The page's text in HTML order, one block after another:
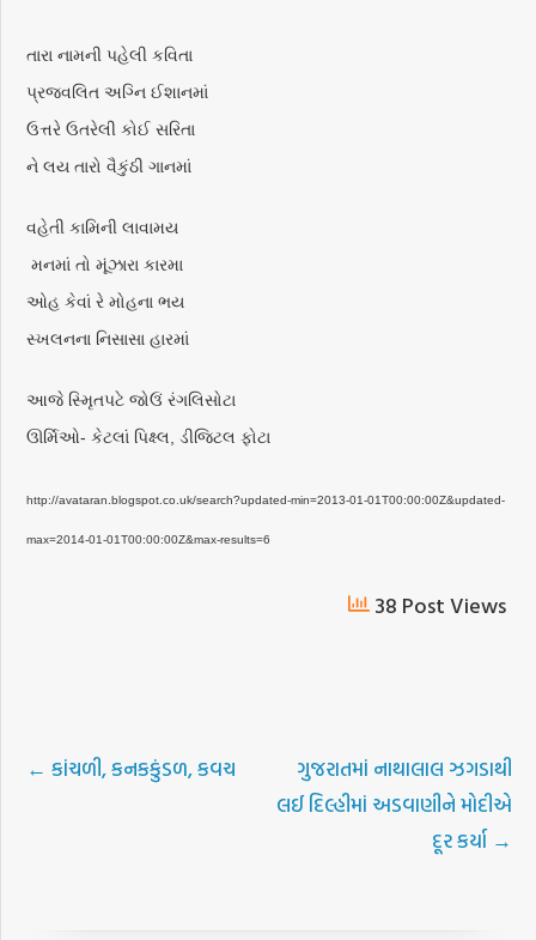
તારા નામની પહેલી કવિતા
પ્રજ્વલિત અગ્નિ ઈશાનમાં
ઉત્તરે ઉતરેલી કોઈ સરિતા
ને લય તારો વૈકુંઠી ગાનમાં
વહેતી કામિની લાવામય
મનમાં તો મૂંઝારા કારમા
ઓહ કેવાં રે મોહના ભય
સ્ખલનના નિસાસા હારમાં
આજે સ્મૃિતપટે જોઉં રંગલિસોટા
ઊર્મિઓ- કેટલાં પિક્ષ્લ, ડીજિટલ ફોટા
http://avataran.blogspot.co.uk/search?updated-min=2013-01-01T00:00:00Z&updated-
max=2014-01-01T00:00:00Z&max-results=6
38 Post Views
← કાંચળી, કનકકુંડળ, કવચ
ગુજરાતમાં નાથાલાલ ઝગડાથી
લઈ દિલ્હીમાં અડવાણીને મોદીએ
દૂર કર્યા →